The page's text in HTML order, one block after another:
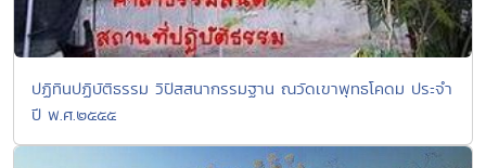
ปฏิทินปฏิบัติธรรม วิปัสสนากรรมฐาน ณวัดเขาพุทธโคดม ประจำ
ปี พ.ศ.๒๕๕๕